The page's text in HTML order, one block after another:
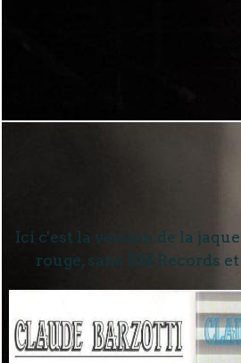
Ici c'est la version de la
rouge, sans RM Records